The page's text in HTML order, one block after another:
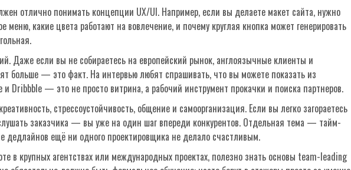
отлично понимать концепции UX/UI. Например, если вы делаете макет сайта, нужно
меню, какие цвета работают на вовлечение, и почему круглая кнопка может генерировать
Даже если вы не собираетесь на европейский рынок, англоязычные клиенты и
больше — это факт. На интервью любят спрашивать, что вы можете показать из
и Dribbble — это не просто витрина, а рабочий инструмент прокачки и поиска партнеров.
стрессоустойчивость, общение и самоорганизация. Если вы легко загораетесь
заказчика — вы уже на один шаг впереди конкурентов. Отдельная тема — тайм-
дедлайнов ещё ни одного проектировщика не делало счастливым.
в крупных агентствах или международных проектах, полезно знать основы team-leading